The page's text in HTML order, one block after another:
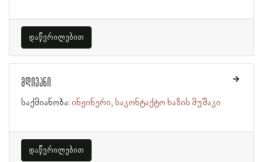
დაწვრილებით
მდივანი
საქმიანობა: ინჟინერი საკონტაქტო ხაზის მუშაკი
დაწვრილებით